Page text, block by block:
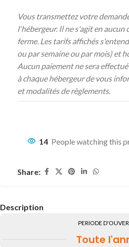
Vous transmettez votre
l'hébergeur. Il ne s'agit en aucun
ferme. Les tarifs affichés
ou par semaine ou par mois) et
Aucun paiement ne sera
à chaque hébergeur de vous
et modalités de règlements.
14 People watching this
Share:
Description
PERIODE
Toute